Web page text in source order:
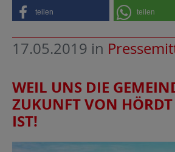
teilen teilen
17.05.2019 in
WEIL UNS DIE
ZUKUNFT VON
IST!